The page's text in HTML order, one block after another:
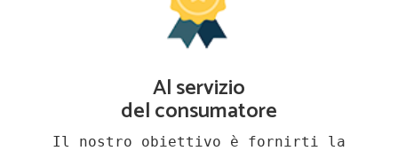
Al servizio
del consumatore
Il nostro obiettivo è fornirti la